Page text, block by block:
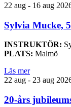
22 aug - 16 aug
Sylvia Mucke,
INSTRUKTÖR:
PLATS: Malmö
Läs mer
22 aug - 23 aug
20-års